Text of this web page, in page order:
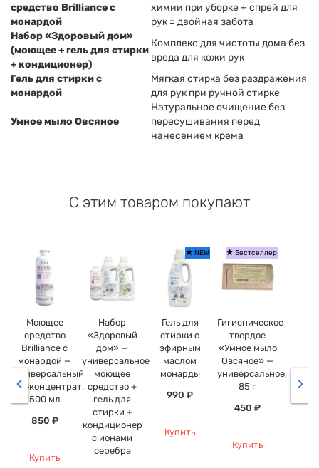
средство Brilliance с
монардой
химии при уборке + спрей для
рук = двойная забота
Набор «Здоровый дом»
(моющее + гель для стирки
+ кондиционер)
Комплекс для чистоты дома без
вреда для кожи рук
Гель для стирки с
монардой
Мягкая стирка без раздражения
для рук при ручной стирке
Умное мыло Овсяное
Натуральное очищение без
пересушивания перед
нанесением крема
С этим товаром покупают
Моющее
средство
Brilliance с
монардой —
универсальный
экоконцентрат,
500 мл
850 ₽
Купить
Набор
«Здоровый
дом» —
универсальное
моющее
средство +
гель для
стирки +
кондиционер
с ионами
серебра
NEW
Гель для
стирки с
эфирным
маслом
монарды
990 ₽
Купить
Бестселлер
Гигиеническое
твердое
«Умное мыло
Овсяное» —
универсальное,
85 г
450 ₽
Купить